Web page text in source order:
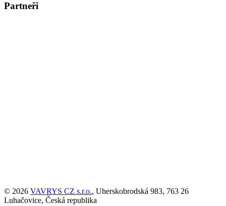
Partneři
© 2026 VAVRYS CZ s.r.o., Uherskobrodská 983, 763 26
Luhačovice, Česká republika